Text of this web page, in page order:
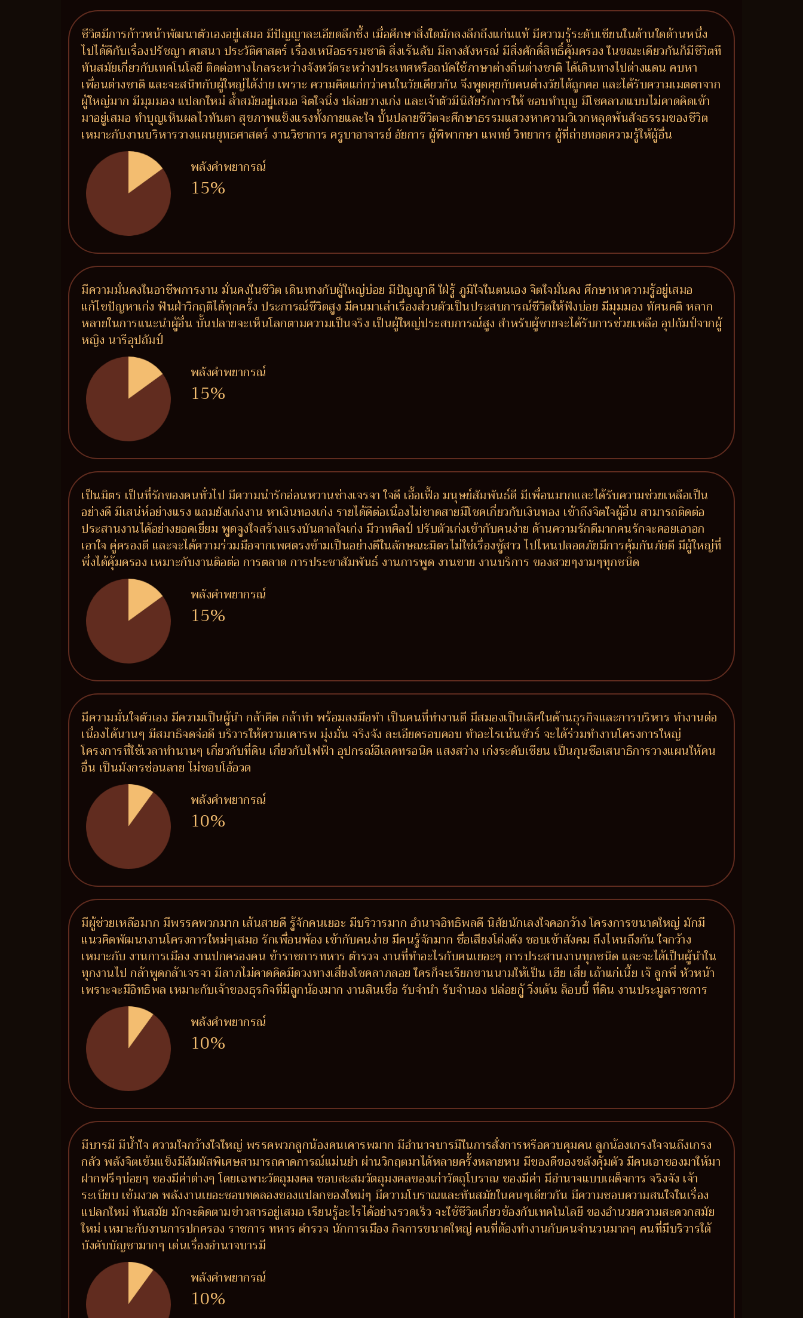
ชีวิตมีการก้าวหน้าพัฒนาตัวเองอยู่เสมอ มีปัญญาละเอียดลึกซึ้ง เมื่อศึกษาสิ่งใดมักลงลึกถึงแก่นแท้ มีความรู้ระดับเซียนในด้านใดด้านหนึ่ง
ไปได้ดีกับเรื่องปรัชญา ศาสนา ประวัติศาสตร์ เรื่องเหนือธรรมชาติ สิ่งเร้นลับ มีลางสังหรณ์ มีสิ่งศักดิ์สิทธิ์คุ้มครอง ในขณะเดียวกันก็มีชีวิตที
ทันสมัยเกี่ยวกับเทคโนโลยี ติดต่อทางไกลระหว่างจังหวัดระหว่างประเทศหรือถนัดใช้ภาษาต่างถิ่นต่างชาติ ได้เดินทางไปต่างแดน คบหา
เพื่อนต่างชาติ และจะสนิทกับผู้ใหญ่ได้ง่าย เพราะ ความคิดแก่กว่าคนในวัยเดียวกัน จึงพูดคุยกับคนต่างวัยได้ถูกคอ และได้รับความเมตตาจาก
ผู้ใหญ่มาก มีมุมมอง แปลกใหม่ ล้ำสมัยอยู่เสมอ จิตใจนิ่ง ปล่อยวางเก่ง และเจ้าตัวมีนิสัยรักการให้ ชอบทำบุญ มีโชคลาภแบบไม่คาดคิดเข้า
มาอยู่เสมอ ทำบุญเห็นผลไวทันตา สุขภาพแข็งแรงทั้งกายและใจ บั้นปลายชีวิตจะศึกษาธรรมแสวงหาความวิเวกหลุดพ้นสัจธรรมของชีวิต
เหมาะกับงานบริหารวางแผนยุทธศาสตร์ งานวิชาการ ครูบาอาจารย์ อัยการ ผู้พิพากษา แพทย์ วิทยากร ผู้ที่ถ่ายทอดความรู้ให้ผู้อื่น
พลังคำพยากรณ์
15%
มีความมั่นคงในอาชีพการงาน มั่นคงในชีวิต เดินทางกับผู้ใหญ่บ่อย มีปัญญาดี ใฝ่รู้ ภูมิใจในตนเอง จิตใจมั่นคง ศึกษาหาความรู้อยู่เสมอ
แก้ไขปัญหาเก่ง ฟันฝ่าวิกฤติได้ทุกครั้ง ประการณ์ชีวิตสูง มีคนมาเล่าเรื่องส่วนตัวเป็นประสบการณ์ชีวิตให้ฟังบ่อย มีมุมมอง ทัศนคติ หลาก
หลายในการแนะนำผู้อื่น บั้นปลายจะเห็นโลกตามความเป็นจริง เป็นผู้ใหญ่ประสบการณ์สูง สำหรับผู้ชายจะได้รับการช่วยเหลือ อุปถัมป์จากผู้
หญิง นารีอุปถัมป์
พลังคำพยากรณ์
15%
เป็นมิตร เป็นที่รักของคนทั่วไป มีความน่ารักอ่อนหวานช่างเจรจา ใจดี เอื้อเฟื้อ มนุษย์สัมพันธ์ดี มีเพื่อนมากและได้รับความช่วยเหลือเป็น
อย่างดี มีเสน่ห์อย่างแรง แถมยังเก่งงาน หาเงินทองเก่ง รายได้ดีต่อเนื่องไม่ขาดสายมีโชคเกี่ยวกับเงินทอง เข้าถึงจิตใจผู้อื่น สามารถติดต่อ
ประสานงานได้อย่างยอดเยี่ยม พูดจูงใจสร้างแรงบันดาลใจเก่ง มีวาทศิลป์ ปรับตัวเก่งเข้ากับคนง่าย ด้านความรักดีมากคนรักจะคอยเอาอก
เอาใจ คู่ครองดี และจะได้ความร่วมมือจากเพศตรงข้ามเป็นอย่างดีในลักษณะมิตรไม่ใช่เรื่องชู้สาว ไปไหนปลอดภัยมีการคุ้มกันภัยดี มีผู้ใหญ่ที่
พึ่งได้คุ้มครอง เหมาะกับงานติอต่อ การตลาด การประชาสัมพันธ์ งานการพูด งานขาย งานบริการ ของสวยๆงามๆทุกชนิด
พลังคำพยากรณ์
15%
มีความมั่นใจตัวเอง มีความเป็นผู้นำ กล้าคิด กล้าทำ พร้อมลงมือทำ เป็นคนที่ทำงานดี มีสมองเป็นเลิศในด้านธุรกิจและการบริหาร ทำงานต่อ
เนื่องได้นานๆ มีสมาธิจดจ่อดี บริวารให้ความเคารพ มุ่งมั่น จริงจัง ละเอียดรอบคอบ ทำอะไรเน้นชัวร์ จะได้ร่วมทำงานโครงการใหญ่
โครงการที่ใช้เวลาทำนานๆ เกี่ยวกับที่ดิน เกี่ยวกับไฟฟ้า อุปกรณ์อีเลคทรอนิค แสงสว่าง เก่งระดับเซียน เป็นกุนซือเสนาธิการวางแผนให้คน
อื่น เป็นมังกรซ่อนลาย ไม่ชอบโอ้อวด
พลังคำพยากรณ์
10%
มีผู้ช่วยเหลือมาก มีพรรคพวกมาก เส้นสายดี รู้จักคนเยอะ มีบริวารมาก อำนาจอิทธิพลดี นิสัยนักเลงใจคอกว้าง โครงการขนาดใหญ่ มักมี
แนวคิดพัฒนางานโครงการใหม่ๆเสมอ รักเพื่อนพ้อง เข้ากับคนง่าย มีคนรู้จักมาก ชื่อเสียงโด่งดัง ชอบเข้าสังคม ถึงไหนถึงกัน ใจกว้าง
เหมาะกับ งานการเมือง งานปกครองคน ข้าราชการทหาร ตำรวจ งานที่ทำอะไรกับคนเยอะๆ การประสานงานทุกชนิด และจะได้เป็นผู้นำใน
ทุกงานไป กล้าพูดกล้าเจรจา มีลาภไม่คาดคิดมีดวงทางเสี่ยงโชคลาภลอย ใครก็จะเรียกขานนามให้เป็น เฮีย เสี่ย เถ้าแก่เนี้ย เจ๊ ลูกพี่ หัวหน้า
เพราะจะมีอิทธิพล เหมาะกับเจ้าของธุรกิจที่มีลูกน้องมาก งานสินเชื่อ รับจำนำ รับจำนอง ปล่อยกู้ วิ่งเต้น ล็อบบี้ ที่ดิน งานประมูลราชการ
พลังคำพยากรณ์
10%
มีบารมี มีน้ำใจ ความใจกว้างใจใหญ่ พรรคพวกลูกน้องคนเคารพมาก มีอำนาจบารมีในการสั่งการหรือควบคุมคน ลูกน้องเกรงใจจนถึงเกรง
กลัว พลังจิตเข้มแข็งมีสัมผัสพิเศษสามารถคาดการณ์แม่นยำ ผ่านวิกฤตมาได้หลายครั้งหลายหน มีของดีของขลังคุ้มตัว มีคนเอาของมาให้มา
ฝากฟรีๆบ่อยๆ ของมีค่าต่างๆ โดยเฉพาะวัตถุมงคล ชอบสะสมวัตถุมงคลของเก่าวัตถุโบราณ ของมีค่า มีอำนาจแบบเผด็จการ จริงจัง เจ้า
ระเบียบ เข้มงวด พลังงานเยอะชอบทดลองของแปลกของใหม่ๆ มีความโบราณและทันสมัยในคนๆเดียวกัน มีความชอบความสนใจในเรื่อง
แปลกใหม่ ทันสมัย มักจะติดตามข่าวสารอยู่เสมอ เรียนรู้อะไรได้อย่างรวดเร็ว จะใช้ชีวิตเกี่ยวข้องกับเทคโนโลยี ของอำนวยความสะดวกสมัย
ใหม่ เหมาะกับงานการปกครอง ราชการ ทหาร ตำรวจ นักการเมือง กิจการขนาดใหญ่ คนที่ต้องทำงานกับคนจำนวนมากๆ คนที่มีบริวารใต้
บังคับบัญชามากๆ เด่นเรื่องอำนาจบารมี
พลังคำพยากรณ์
10%